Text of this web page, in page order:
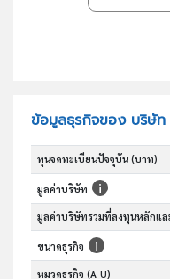
ข้อมูลธุรกิจของ บริษัท
ทุนจดทะเบียนปัจจุบัน (บาท)
มูลค่าบริษัท
มูลค่าบริษัทรวมที่ลงทุนหลักแล
ขนาดธุรกิจ
หมวดธุรกิจ (A-U)